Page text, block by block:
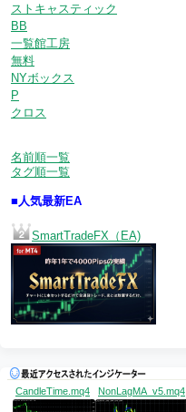
ストキャスティック
BB
一覧館工房
無料
NYボックス
P
クロス
名前順一覧
タグ順一覧
■人気最新EA
SmartTradeFX（EA)
CandleTime.mq4 NonLagMA_v5.mq4